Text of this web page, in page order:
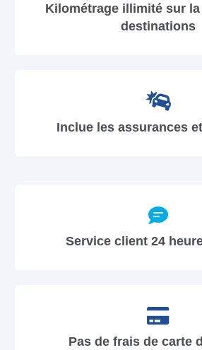
Kilométrage illimité sur
destinations
Inclue les assurances
Service client 24
Pas de frais de carte